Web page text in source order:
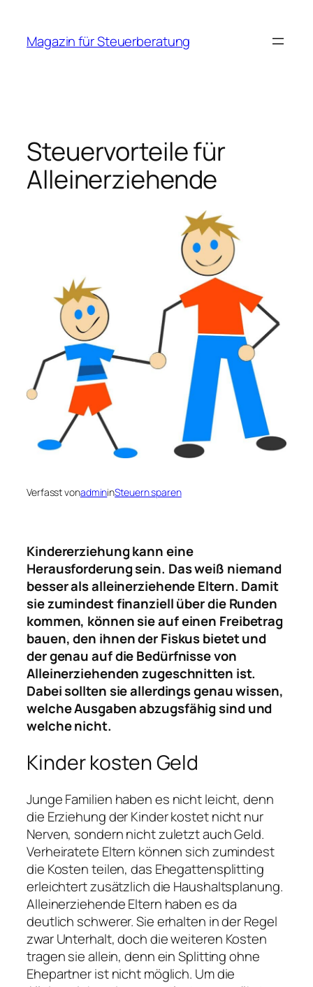
springen
Magazin für Steuerberatung
Steuervorteile für
Alleinerziehende
Verfasst vonadmininSteuern sparen
Kindererziehung kann eine
Herausforderung sein. Das weiß niemand
besser als alleinerziehende Eltern. Damit
sie zumindest finanziell über die Runden
kommen, können sie auf einen Freibetrag
bauen, den ihnen der Fiskus bietet und
der genau auf die Bedürfnisse von
Alleinerziehenden zugeschnitten ist.
Dabei sollten sie allerdings genau wissen,
welche Ausgaben abzugsfähig sind und
welche nicht.
Kinder kosten Geld
Junge Familien haben es nicht leicht, denn
die Erziehung der Kinder kostet nicht nur
Nerven, sondern nicht zuletzt auch Geld.
Verheiratete Eltern können sich zumindest
die Kosten teilen, das Ehegattensplitting
erleichtert zusätzlich die Haushaltsplanung.
Alleinerziehende Eltern haben es da
deutlich schwerer. Sie erhalten in der Regel
zwar Unterhalt, doch die weiteren Kosten
tragen sie allein, denn ein Splitting ohne
Ehepartner ist nicht möglich. Um die